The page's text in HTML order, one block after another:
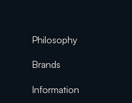
Philosophy
Brands
Information